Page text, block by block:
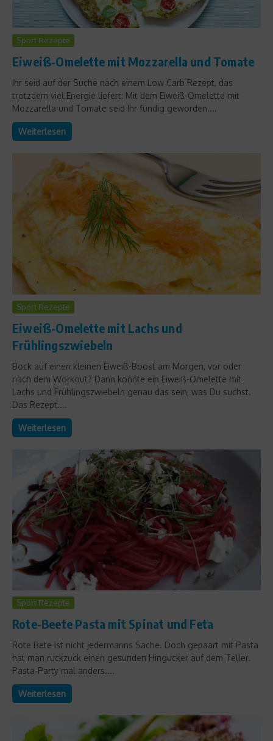
Sport Rezepte
Eiweiß-Omelette mit Mozzarella und Tomate
Ihr seid auf der Suche nach einem Low Carb Rezept, das
trotzdem viel Energie liefert: Mit dem Eiweiß-Omelette mit
Mozzarella und Tomate seid Ihr fündig geworden....
Weiterlesen
Sport Rezepte
Eiweiß-Omelette mit Lachs und
Frühlingszwiebeln
Bock auf einen kleinen Eiweiß-Boost am Morgen, vor oder
nach dem Workout? Dann könnte ein Eiweiß-Omelette mit
Lachs und Frühlingszwiebeln genau das sein, was Du suchst.
Das Rezept....
Weiterlesen
Sport Rezepte
Rote-Beete Pasta mit Spinat und Feta
Rote Bete ist nicht jedermanns Sache. Doch gepaart mit Pasta
hat man ruckzuck einen gesunden Hingucker auf dem Teller.
Pasta-Party mal anders....
Weiterlesen